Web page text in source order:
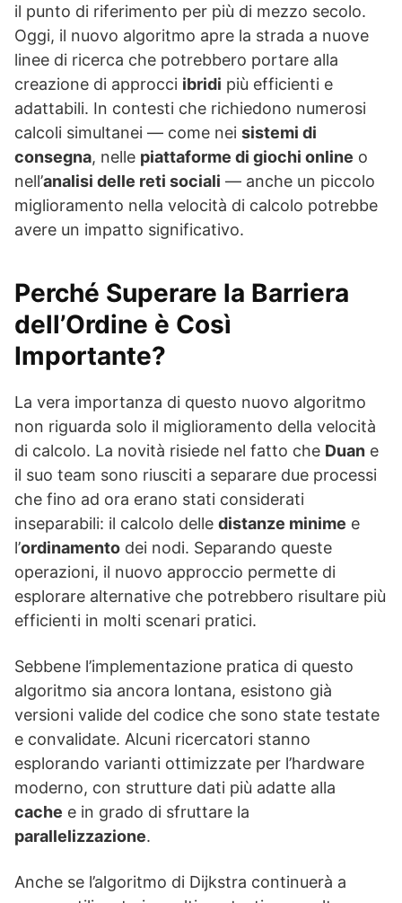
il punto di riferimento per più di mezzo secolo.
Oggi, il nuovo algoritmo apre la strada a nuove
linee di ricerca che potrebbero portare alla
creazione di approcci ibridi più efficienti e
adattabili. In contesti che richiedono numerosi
calcoli simultanei — come nei sistemi di
consegna, nelle piattaforme di giochi online o
nell’analisi delle reti sociali — anche un piccolo
miglioramento nella velocità di calcolo potrebbe
avere un impatto significativo.
Perché Superare la Barriera
dell’Ordine è Così
Importante?
La vera importanza di questo nuovo algoritmo
non riguarda solo il miglioramento della velocità
di calcolo. La novità risiede nel fatto che Duan e
il suo team sono riusciti a separare due processi
che fino ad ora erano stati considerati
inseparabili: il calcolo delle distanze minime e
l’ordinamento dei nodi. Separando queste
operazioni, il nuovo approccio permette di
esplorare alternative che potrebbero risultare più
efficienti in molti scenari pratici.
Sebbene l’implementazione pratica di questo
algoritmo sia ancora lontana, esistono già
versioni valide del codice che sono state testate
e convalidate. Alcuni ricercatori stanno
esplorando varianti ottimizzate per l’hardware
moderno, con strutture dati più adatte alla
cache e in grado di sfruttare la
parallelizzazione.
Anche se l’algoritmo di Dijkstra continuerà a